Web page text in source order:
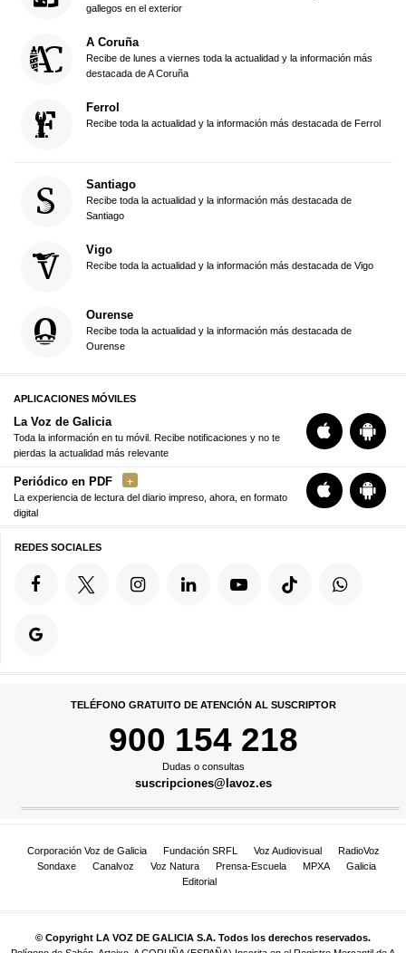
gallegos en el exterior
A Coruña
Recibe de lunes a viernes toda la actualidad y la información más
destacada de A Coruña
Ferrol
Recibe toda la actualidad y la información más destacada de Ferrol
Santiago
Recibe toda la actualidad y la información más destacada de
Santiago
Vigo
Recibe toda la actualidad y la información más destacada de Vigo
Ourense
Recibe toda la actualidad y la información más destacada de
Ourense
APLICACIONES MÓVILES
La Voz de Galicia
Toda la información en tu móvil. Recibe notificaciones y no te
pierdas la actualidad más relevante
Periódico en PDF
La experiencia de lectura del diario impreso, ahora, en formato
digital
REDES SOCIALES
TELÉFONO GRATUITO DE ATENCIÓN AL SUSCRIPTOR
900 154 218
Dudas o consultas
suscripciones@lavoz.es
Corporación Voz de Galicia Fundación SRFL Voz Audiovisual
RadioVoz
Sondaxe
Canalvoz Voz Natura Prensa-Escuela MPXA
Galicia
Editorial
© Copyright LA VOZ DE GALICIA S.A. Todos los derechos reservados.